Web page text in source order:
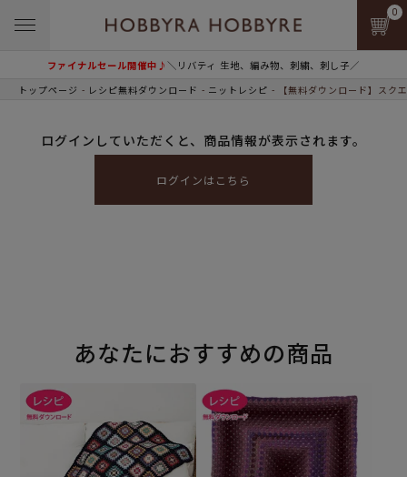
ファイナルセール開催中♪＼リバティ 生地、編み物、刺繍、刺し子／
0
トップページ レシピ無料ダウンロード ニットレシピ 【無料ダウンロード】スク
ログインしていただくと、商品情報が表示されます。
ログインはこちら
あなたにおすすめの商品